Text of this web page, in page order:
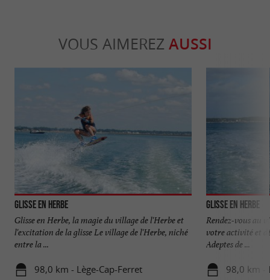
VOUS AIMEREZ AUSSI
Glisse en Herbe
Glisse en Herbe, la magie du village de l'Herbe et
l'excitation de la glisse Le village de l'Herbe, niché
entre la ...
98,0 km - Lège-Cap-Ferret
Glisse en Herbe
Rendez-vous au
votre activité et
Adeptes de ...
98,0 km -